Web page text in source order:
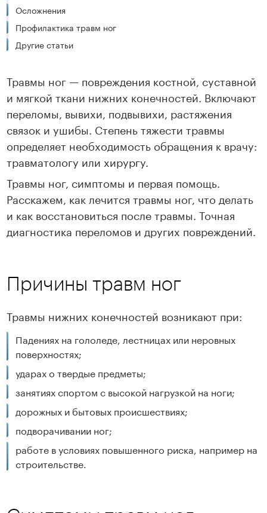
Осложнения
Профилактика травм ног
Другие статьи
Травмы ног — повреждения костной, суставной
и мягкой ткани нижних конечностей. Включают
переломы, вывихи, подвывихи, растяжения
связок и ушибы. Степень тяжести травмы
определяет необходимость обращения к врачу:
травматологу или хирургу.
Травмы ног, симптомы и первая помощь.
Расскажем, как лечится травмы ног, что делать
и как восстановиться после травмы. Точная
диагностика переломов и других повреждений.
Причины травм ног
Травмы нижних конечностей возникают при:
Падениях на гололеде, лестницах или неровных
поверхностях;
ударах о твердые предметы;
занятиях спортом с высокой нагрузкой на ноги;
дорожных и бытовых происшествиях;
подворачивании ног;
работе в условиях повышенного риска, например на
строительстве.